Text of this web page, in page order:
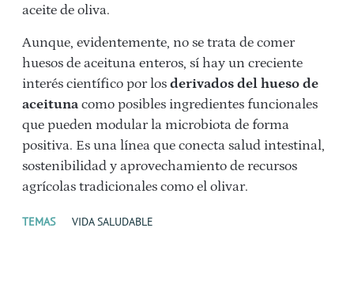
aceite de oliva.
Aunque, evidentemente, no se trata de comer
huesos de aceituna enteros, sí hay un creciente
interés científico por los derivados del hueso de
aceituna como posibles ingredientes funcionales
que pueden modular la microbiota de forma
positiva. Es una línea que conecta salud intestinal,
sostenibilidad y aprovechamiento de recursos
agrícolas tradicionales como el olivar.
TEMAS VIDA SALUDABLE